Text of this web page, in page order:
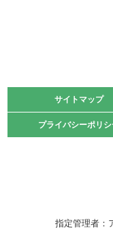
緑ケ丘体育館
2021.10.23
卓球選手権大会ラ
伊丹市総合体育大
サイトマップ
プライバシーポリシ
サイトマップ
プライバシーポリシ
指定管理者：